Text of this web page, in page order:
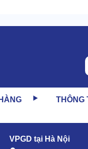
THÔNG
VPGD tại Hà Nội